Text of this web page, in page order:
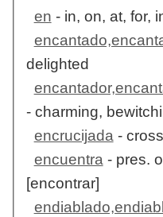
en - in, on, at, for,
delighted
- charming,
encrucijada -
encuentra - pres.
[encontrar]